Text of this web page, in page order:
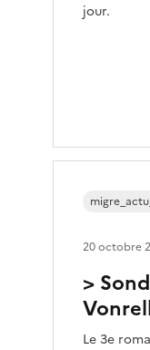
jour.
>
Le 3e
20 octobre